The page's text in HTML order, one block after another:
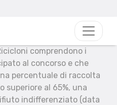
comprendono i
al concorso e che
percentuale di raccolta
superiore al 65%, una
indifferenziato (data